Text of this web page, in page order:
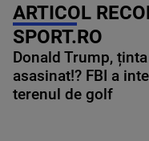
ARTICOL
SPORT.RO
Donald Trump,
asasinat!? FBI a
terenul de golf